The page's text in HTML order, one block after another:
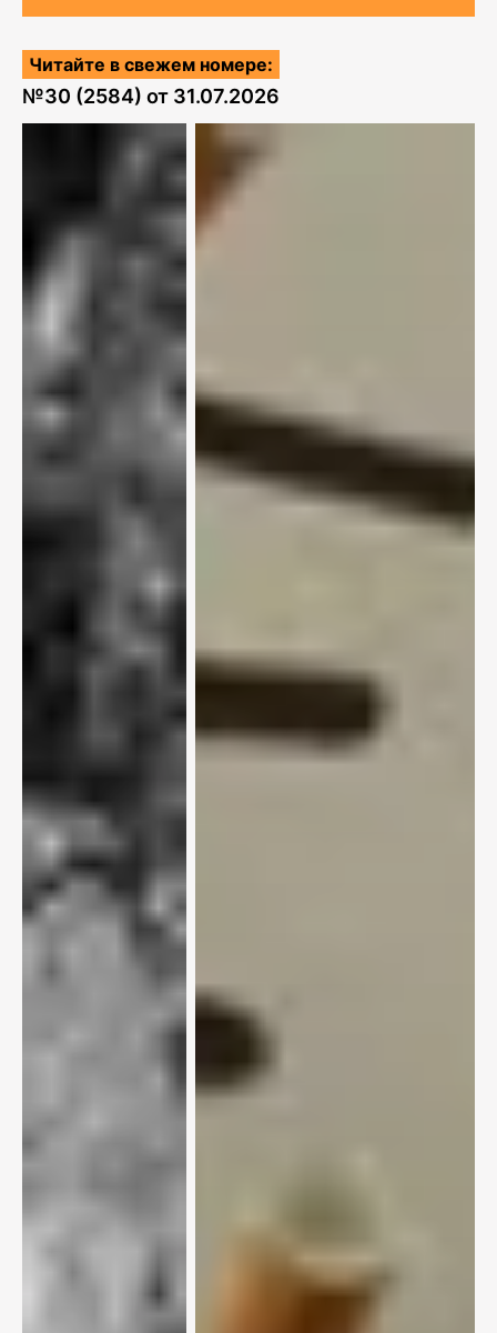
Читайте в свежем номере:
№30 (2584) от 31.07.2026